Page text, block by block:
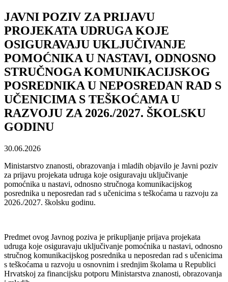
JAVNI POZIV ZA PRIJAVU
PROJEKATA UDRUGA KOJE
OSIGURAVAJU UKLJUČIVANJE
POMOĆNIKA U NASTAVI, ODNOSNO
STRUČNOGA KOMUNIKACIJSKOG
POSREDNIKA U NEPOSREDAN RAD S
UČENICIMA S TEŠKOĆAMA U
RAZVOJU ZA 2026./2027. ŠKOLSKU
GODINU
30.06.2026
Ministarstvo znanosti, obrazovanja i mladih objavilo je Javni poziv
za prijavu projekata udruga koje osiguravaju uključivanje
pomoćnika u nastavi, odnosno stručnoga komunikacijskog
posrednika u neposredan rad s učenicima s teškoćama u razvoju za
2026./2027. školsku godinu.
Predmet ovog Javnog poziva je prikupljanje prijava projekata
udruga koje osiguravaju uključivanje pomoćnika u nastavi, odnosno
stručnog komunikacijskog posrednika u neposredan rad s učenicima
s teškoćama u razvoju u osnovnim i srednjim školama u Republici
Hrvatskoj za financijsku potporu Ministarstva znanosti, obrazovanja